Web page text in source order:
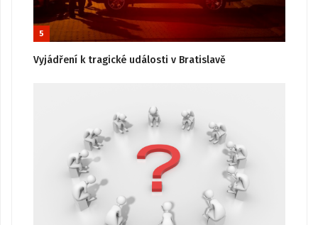
5
Vyjádření k tragické události v Bratislavě